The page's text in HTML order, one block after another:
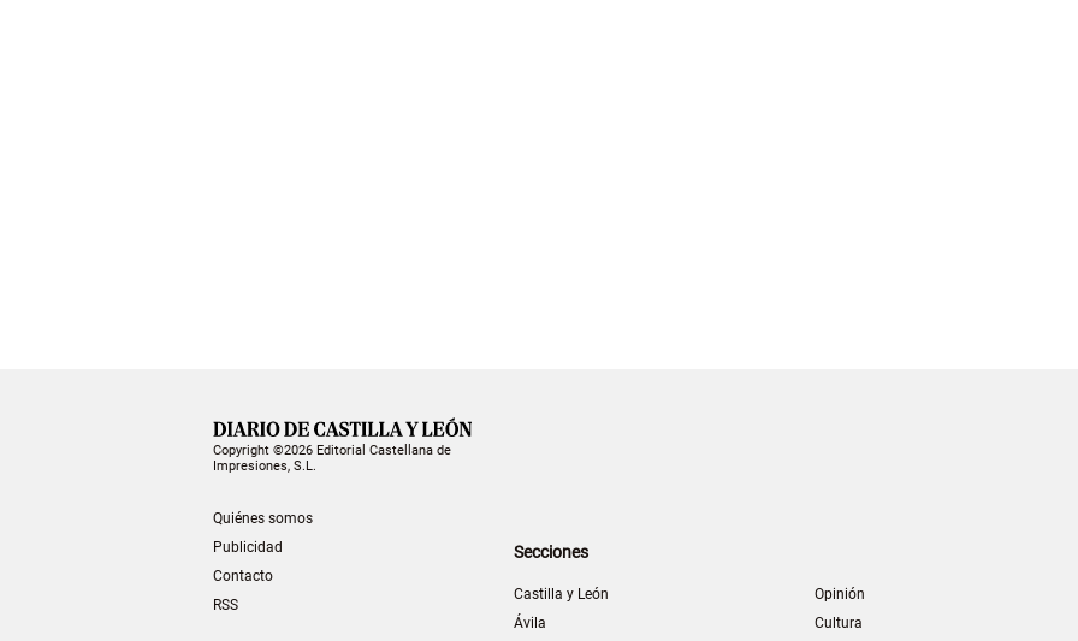
Copyright ©2026 Editorial Castellana de
Impresiones, S.L.
Quiénes somos
Publicidad
Contacto
RSS
Secciones
Castilla y León
Ávila
Opinión
Cultura